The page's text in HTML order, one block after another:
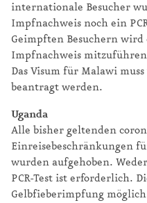
internationale Besucher
Impfnachweis noch ein
Geimpften Besuchern
Impfnachweis
Das Visum für Malawi
beantragt werden.
Uganda
Alle bisher geltenden
Einreisebeschränkungen
wurden aufgehoben.
PCR-Test ist erforderlich.
Gelbfieberimpfung